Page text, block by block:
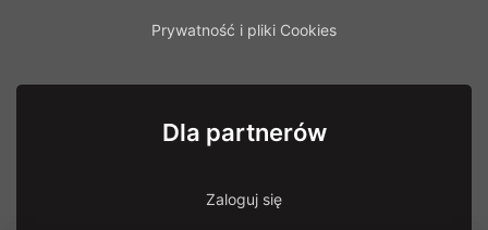
Prywatność i pliki Cookies
Dla partnerów
Zaloguj się